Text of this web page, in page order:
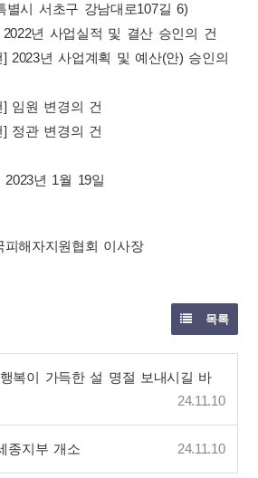
별시 서초구 강남대로107길 6)
년 사업실적 및 결산 승인의 건
년 사업계획 및 예산(안) 승인의
변경의 건
변경의 건
2023년 1월 19일
피해자지원협회 이사장
목록
복이 가득한 설 명절 보내시길 바
24.11.10
종지부 개소 24.11.10